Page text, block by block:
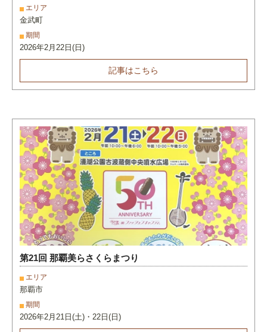
エリア
金武町
期間
2026年2月22日(日)
記事はこちら
第21回 那覇美らさくらまつり
エリア
那覇市
期間
2026年2月21日(土)・22日(日)